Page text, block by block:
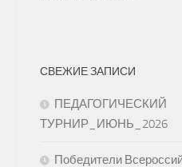
СВЕЖИЕ ЗАПИСИ
ПЕДАГОГИЧЕСКИЙ
ТУРНИР_ИЮНЬ_2026
Победители